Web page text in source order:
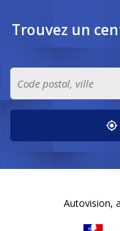
Trouvez un
Autovision,